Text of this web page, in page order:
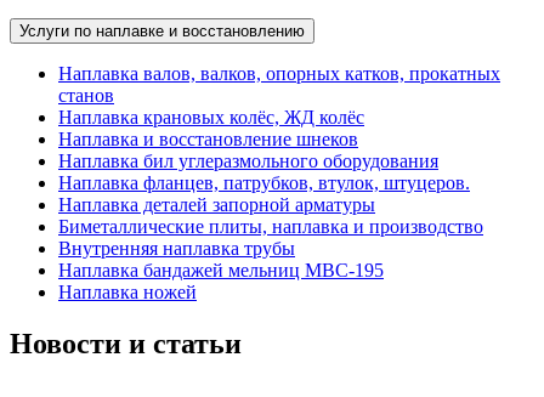
Услуги по наплавке и восстановлению
Наплавка валов, валков, опорных катков, прокатных
станов
Наплавка крановых колёс, ЖД колёс
Наплавка и восстановление шнеков
Наплавка бил углеразмольного оборудования
Наплавка фланцев, патрубков, втулок, штуцеров.
Наплавка деталей запорной арматуры
Биметаллические плиты, наплавка и производство
Внутренняя наплавка трубы
Наплавка бандажей мельниц МВС-195
Наплавка ножей
Новости и статьи